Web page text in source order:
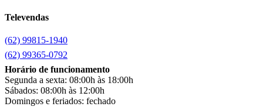
Clarice
clock
Colibri
Colli(53)
Colormaq(43)
Companhia do Estofado
Televendas
(62) 99815-1940
(62) 99365-0792
Horário de funcionamento
Segunda a sexta: 08:00h às 18:00h
Sábados: 08:00h às 12:00h
Domingos e feriados: fechado